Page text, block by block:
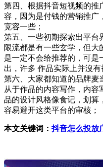
第四、根据抖音短视频的推
容，因为是付钱的营销推广
宽容一些；
第五、一些初期探索出平台
限流都是有一些玄学，但
是一定不会给推荐的，可是
出，许多 作品实际上并沒有
第六、大家都知道的品牌麦
从于作品的内容写作，内
品的设计风格像食记，划算
容易避开这类平台的审核；
本文关键词：抖音怎么投放